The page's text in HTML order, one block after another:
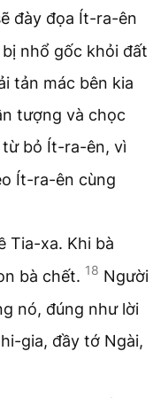
đày đọa Ít-ra-ên
nhổ gốc khỏi đất
tản mác bên kia
tượng và chọc
từ bỏ Ít-ra-ên, vì
Ít-ra-ên cùng
Tia-xa. Khi bà
bà chết. 18 Người
nó, đúng như lời
gia, đầy tớ Ngài,